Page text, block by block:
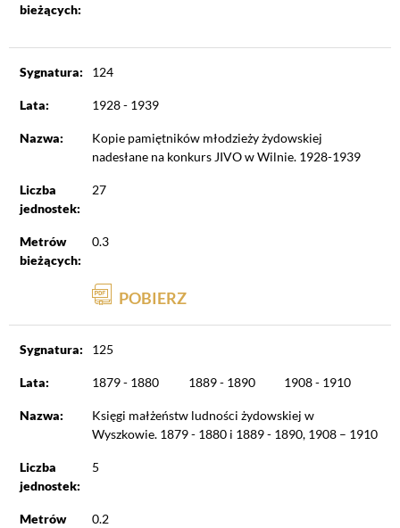
bieżących:
Sygnatura: 124
Lata: 1928 - 1939
Nazwa:
Kopie pamiętników młodzieży żydowskiej
nadesłane na konkurs JIVO w Wilnie. 1928-1939
Liczba
jednostek:
27
Metrów
bieżących:
0.3
POBIERZ
Sygnatura: 125
Lata: 1879 - 1880 1889 - 1890 1908 - 1910
Nazwa:
Księgi małżeństw ludności żydowskiej w
Wyszkowie. 1879 - 1880 i 1889 - 1890, 1908 – 1910
Liczba
jednostek:
5
Metrów
0.2